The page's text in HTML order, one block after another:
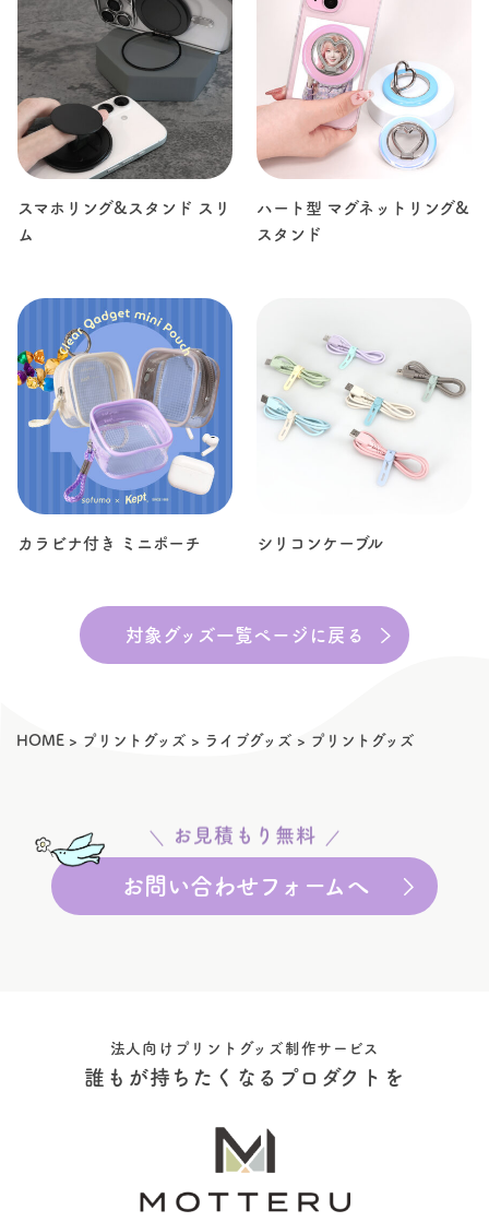
スマホリング&スタンド スリ
ム
ハート型 マグネットリング&
スタンド
カラビナ付き ミニポーチ シリコンケーブル
対象グッズ一覧ページに戻る
HOME > プリントグッズ > ライブグッズ > プリントグッズ
お見積もり無料
お問い合わせフォームへ
法人向けプリントグッズ制作サービス
誰もが持ちたくなるプロダクトを